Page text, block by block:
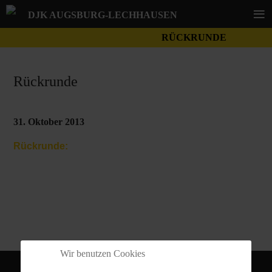
RÜCKRUNDE
Rückrunde
31. Oktober 2013
Rückrunde:
Wir benutzen Cookies
DJK AUGSBURG-LECHHAUSEN ≡